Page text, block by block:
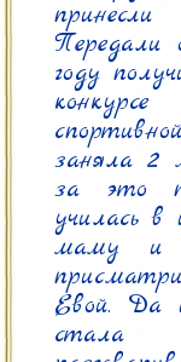
году
заняла 2
за это
училась
маму и
Евой. Да
стала